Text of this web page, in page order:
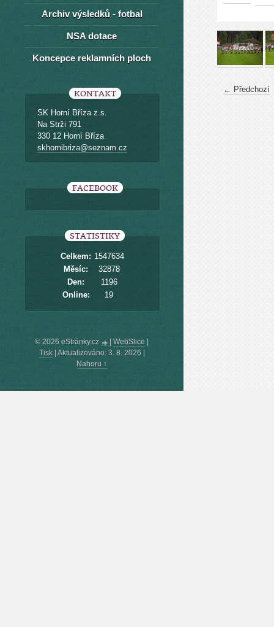
← Předchozí
Archiv výsledků - fotbal
NSA dotace
Koncepce reklamních ploch
KONTAKT
SK Horní Bříza z.s.
Na Strži 791
330 12 Horní Bříza
skhornibriza@seznam.cz
FACEBOOK
STATISTIKY
Online: 19
Celkem: 1547634
Měsíc:
32878
Den:
1196
© 2026 eStránky.cz WebSlice
Tisk| Aktualizováno: 3. 8. 2026
Nahoru ↑